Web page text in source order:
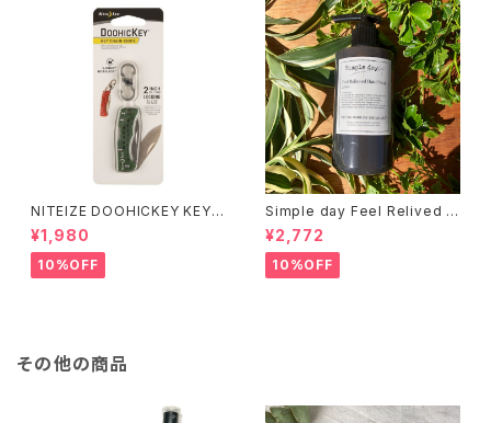
NITEIZE DOOHICKEY KEY
CHAIN KNIFE / グリーン
¥1,980
10%OFF
Simple day Feel Relived H
and Soap ありのままの一日
¥2,772
10%OFF
その他の商品